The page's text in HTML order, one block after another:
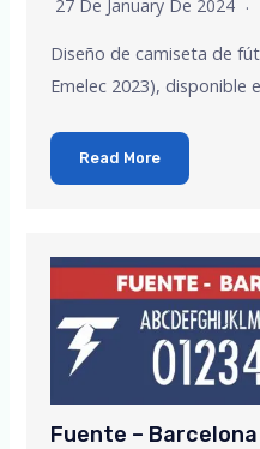
27 De January De 2024
Diseño de camiseta de
Emelec 2023),
Read More
Fuente – Barcelona